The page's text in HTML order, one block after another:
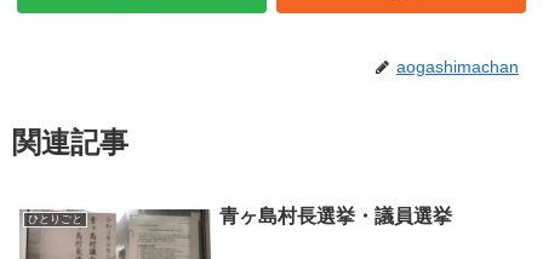
aogashimachan
関連記事
ひとりごと 青ヶ島村長選挙・議員選挙